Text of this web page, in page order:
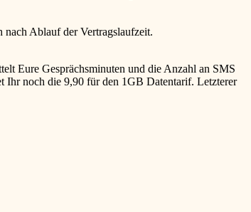
nach Ablauf der Vertragslaufzeit.
Eure Gesprächsminuten und die Anzahl an SMS
Ihr noch die 9,90 für den 1GB Datentarif. Letzterer